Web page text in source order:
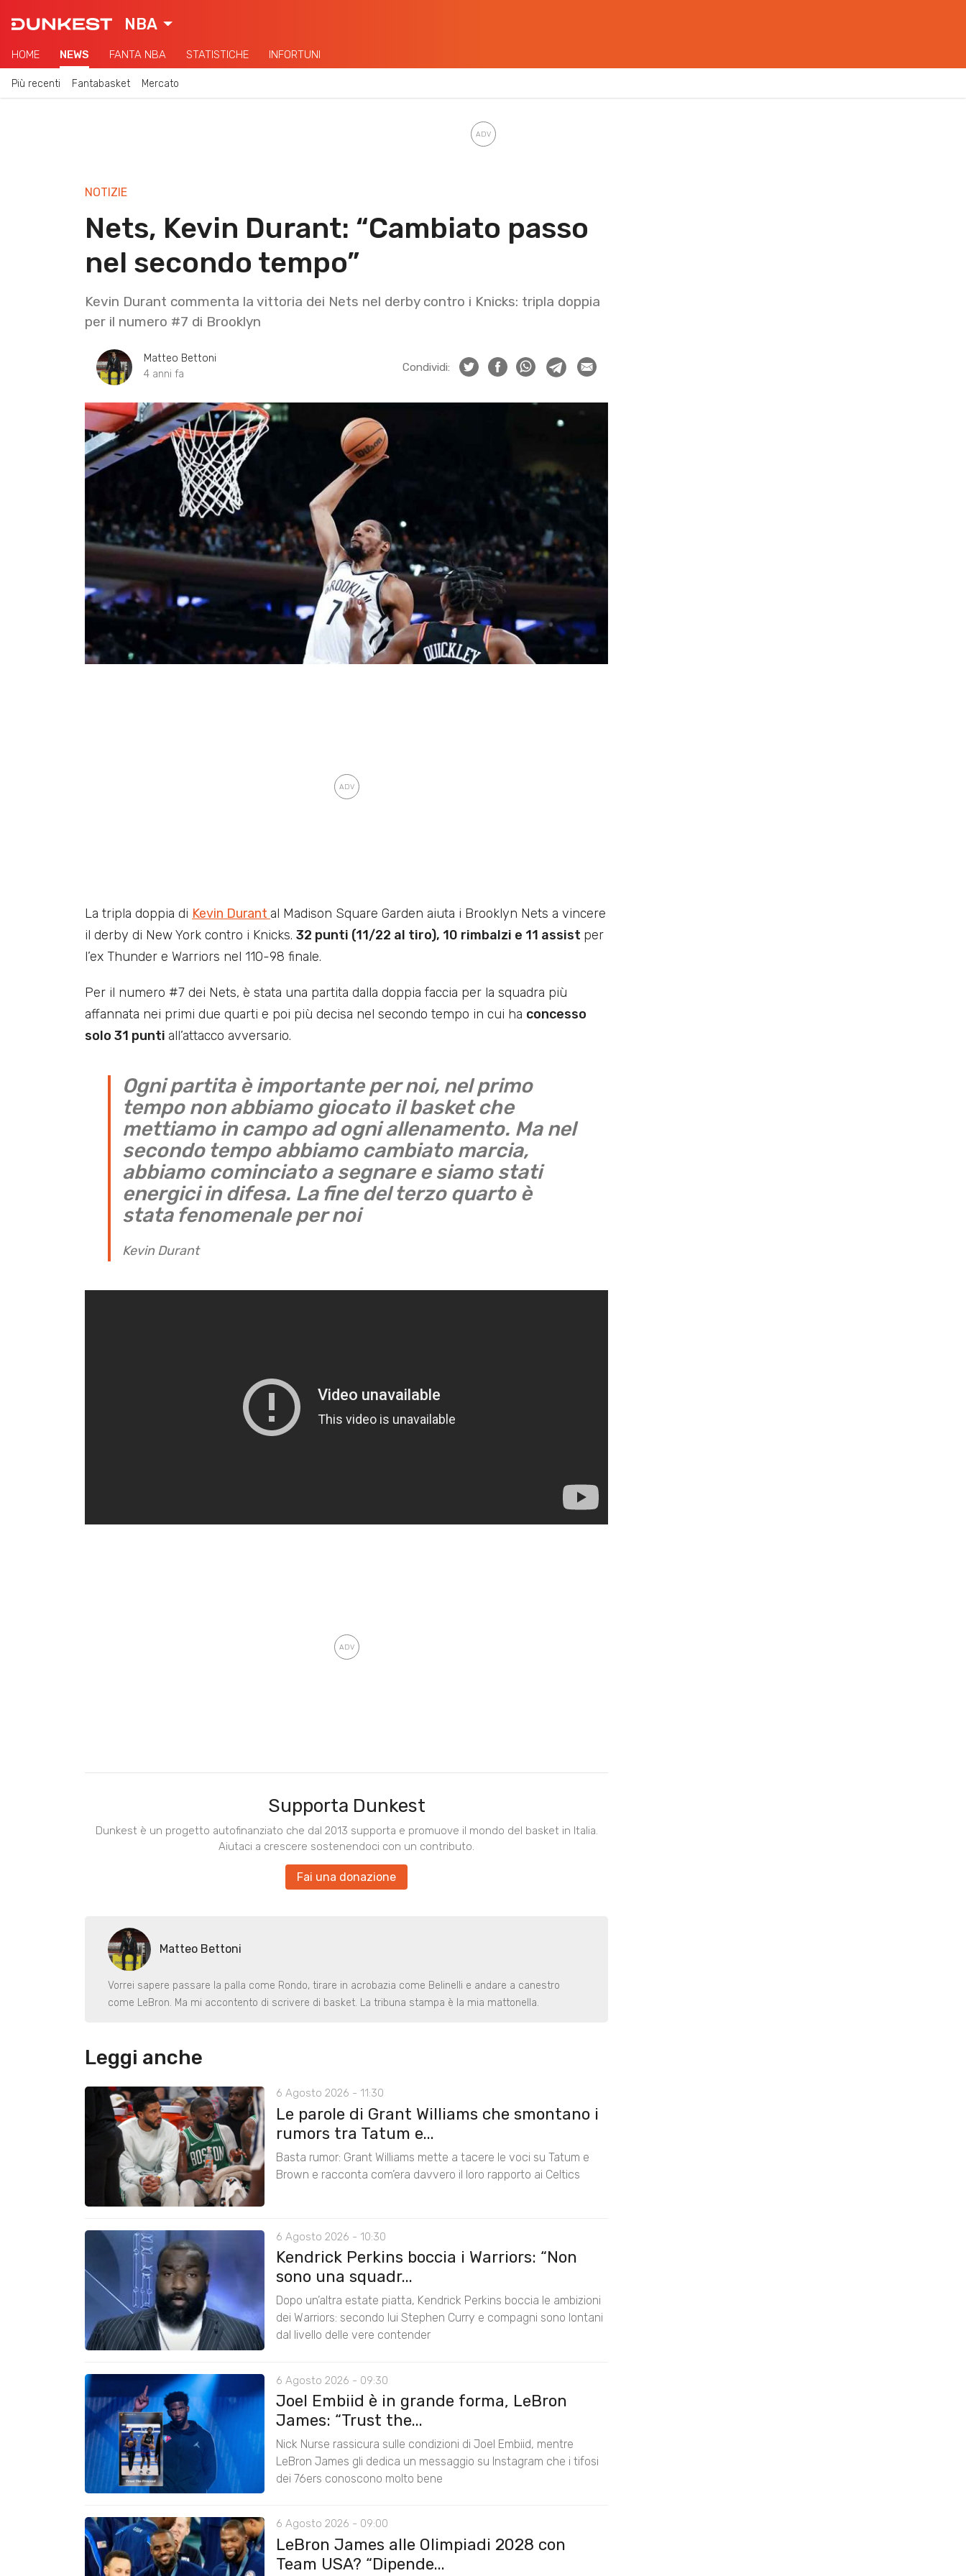
NBA
HOME NEWS FANTA NBA STATISTICHE INFORTUNI
Più recenti Fantabasket Mercato
NOTIZIE
Nets, Kevin Durant: “Cambiato passo
nel secondo tempo”
Kevin Durant commenta la vittoria dei Nets nel derby contro i Knicks: tripla doppia
per il numero #7 di Brooklyn
Matteo Bettoni
4 anni fa
Condividi:
La tripla doppia di Kevin Durant al Madison Square Garden aiuta i Brooklyn Nets a vincere
il derby di New York contro i Knicks. 32 punti (11/22 al tiro), 10 rimbalzi e 11 assist per
l’ex Thunder e Warriors nel 110-98 finale.
Per il numero #7 dei Nets, è stata una partita dalla doppia faccia per la squadra più
affannata nei primi due quarti e poi più decisa nel secondo tempo in cui ha concesso
solo 31 punti all’attacco avversario.
Ogni partita è importante per noi, nel primo
tempo non abbiamo giocato il basket che
mettiamo in campo ad ogni allenamento. Ma nel
secondo tempo abbiamo cambiato marcia,
abbiamo cominciato a segnare e siamo stati
energici in difesa. La fine del terzo quarto è
stata fenomenale per noi
Kevin Durant
Supporta Dunkest
Dunkest è un progetto autofinanziato che dal 2013 supporta e promuove il mondo del basket in Italia.
Aiutaci a crescere sostenendoci con un contributo.
Fai una donazione
Matteo Bettoni
Vorrei sapere passare la palla come Rondo, tirare in acrobazia come Belinelli e andare a canestro
come LeBron. Ma mi accontento di scrivere di basket. La tribuna stampa è la mia mattonella.
Leggi anche
6 Agosto 2026 - 11:30
Le parole di Grant Williams che smontano i
rumors tra Tatum e...
Basta rumor: Grant Williams mette a tacere le voci su Tatum e
Brown e racconta com’era davvero il loro rapporto ai Celtics
6 Agosto 2026 - 10:30
Kendrick Perkins boccia i Warriors: “Non
sono una squadr...
Dopo un’altra estate piatta, Kendrick Perkins boccia le ambizioni
dei Warriors: secondo lui Stephen Curry e compagni sono lontani
dal livello delle vere contender
6 Agosto 2026 - 09:30
Joel Embiid è in grande forma, LeBron
James: “Trust the...
Nick Nurse rassicura sulle condizioni di Joel Embiid, mentre
LeBron James gli dedica un messaggio su Instagram che i tifosi
dei 76ers conoscono molto bene
6 Agosto 2026 - 09:00
LeBron James alle Olimpiadi 2028 con
Team USA? “Dipende...